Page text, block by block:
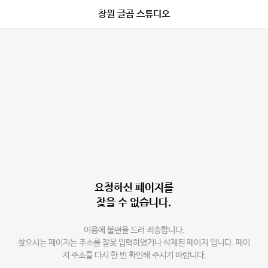
창원 글곰 스튜디오
요청하신 페이지를
찾을 수 없습니다.
이용에 불편을 드려 죄송합니다.
찾으시는 페이지는 주소를 잘못 입력하였거나 삭제된 페이지 입니다. 페이
지 주소를 다시 한 번 확인해 주시기 바랍니다.